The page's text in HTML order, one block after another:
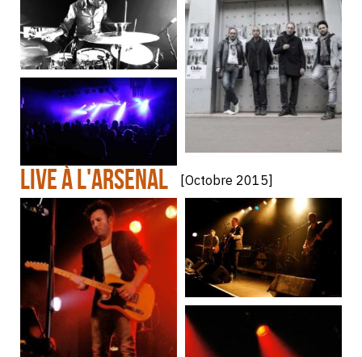
LIVE À L'ARSENAL [Octobre 2015]